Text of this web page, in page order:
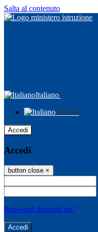
Salta al contenuto
Italiano
Italiano
Accedi
Accedi
button close ×
Password dimenticata?